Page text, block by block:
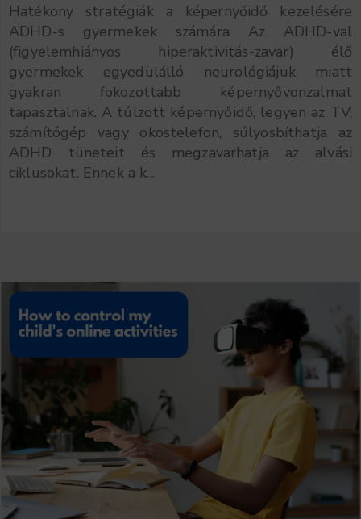
Hatékony stratégiák a képernyőidő kezelésére
ADHD-s gyermekek számára Az ADHD-val
(figyelemhiányos hiperaktivitás-zavar) élő
gyermekek egyedülálló neurológiájuk miatt
gyakran fokozottabb képernyővonzalmat
tapasztalnak. A túlzott képernyőidő, legyen az TV,
számítógép vagy okostelefon, súlyosbíthatja az
ADHD tüneteit és megzavarhatja az alvási
ciklusokat. Ennek a k...